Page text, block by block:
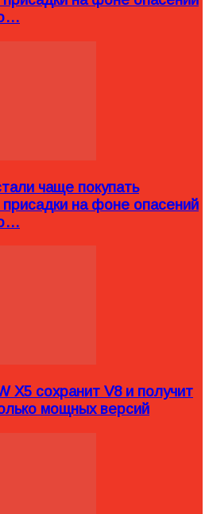
чаще покупать
на фоне опасений
X5 сохранит V8 и получит
мощных версий